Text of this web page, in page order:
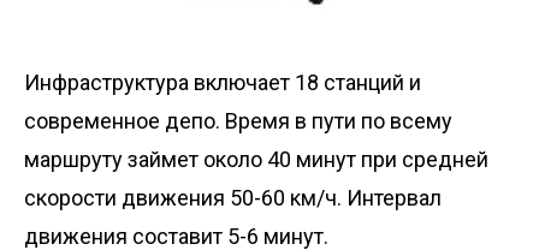
Инфраструктура включает 18 станций и
современное депо. Время в пути по всему
маршруту займет около 40 минут при средней
скорости движения 50-60 км/ч. Интервал
движения составит 5-6 минут.